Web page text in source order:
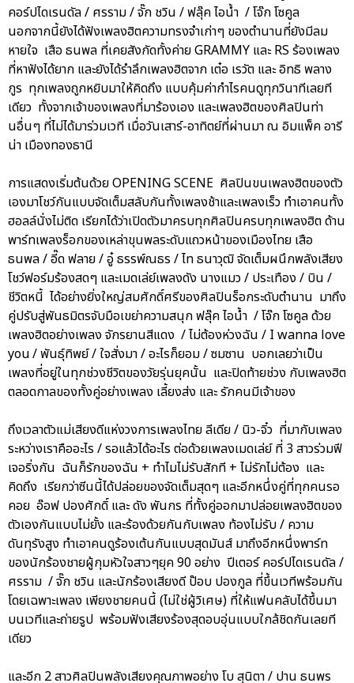
คอร์ปไดเรนดัล / ศรราม / จั๊ก ชวิน / ฟลุ๊ค ไอน้ำ / โจ๊ก โซคูล
นอกจากนี้ยังได้ฟังเพลงฮิตความทรงจำเก่าๆ ของตำนานที่ยังมีลม
หายใจ เสือ ธนพล ที่เคยสังกัดทั้งค่าย GRAMMY และ RS ร้องเพลง
ที่หาฟังได้ยาก และยังได้รำลึกเพลงฮิตจาก เต๋อ เรวัต และ อิทธิ พลาง
กูร ทุกเพลงถูกหยิบมาให้คิดถึง แบบคุ้มค่ากำไรคนดูทุกวินาทีเลยที
เดียว ทั้งจากเจ้าของเพลงที่มาร้องเอง และเพลงฮิตของศิลปินท่า
นอื่นๆ ที่ไม่ได้มาร่วมเวที เมื่อวันเสาร์-อาทิตย์ที่ผ่านมา ณ อิมแพ็ค อารี
น่า เมืองทองธานี
การแสดงเริ่มต้นด้วย OPENING SCENE ศิลปินขนเพลงฮิตของตัว
เองมาโชว์กันแบบจัดเต็มสลับกันทั้งเพลงช้าและเพลงเร็ว ทำเอาคนทั้ง
ฮอลล์นั่งไม่ติด เรียกได้ว่าเปิดตัวมาครบทุกศิลปินครบทุกเพลงฮิต ด้าน
พาร์ทเพลงร็อกของเหล่าขุนพลระดับแถวหน้าของเมืองไทย เสือ
ธนพล / อี๊ด ฟลาย / อู๋ ธรรพ์ณธร / ไท ธนาวุฒิ จัดเต็มผนึกพลังเสียง
โชว์ฟอร์มร้องสดๆ และเมดเล่ย์เพลงดัง นางแมว / ประเทือง / บิน /
ชีวิตหนี้ ได้อย่างยิ่งใหญ่สมศักดิ์ศรีของศิลปินร็อกระดับตำนาน มาถึง
คู่ปรับสู่พันธมิตรจับมือเขย่าความสนุก ฟลุ๊ค ไอน้ำ / โจ๊ก โซคูล ด้วย
เพลงฮิตอย่างเพลง จักรยานสีแดง / ไม่ต้องห่วงฉัน / I wanna love
you / พันธุ์ทิพย์ / ใจสั่งมา / อะไรก็ยอม / ซมซาน บอกเลยว่าเป็น
เพลงที่อยู่ในทุกช่วงชีวิตของวัยรุ่นยุคนั้น และปิดท้ายช่วง กับเพลงฮิต
ตลอดกาลของทั้งคู่อย่างเพลง เลี้ยงส่ง และ รักคนมีเจ้าของ
ถึงเวลาตัวแม่เสียงดีแห่งวงการเพลงไทย ลีเดีย / นิว-จิ๋ว ที่มากับเพลง
ระหว่างเราคืออะไร / รอแล้วได้อะไร ต่อด้วยเพลงเมดเล่ย์ ที่ 3 สาวร่วมฟี
เจอริ่งกัน ฉันก็รักของฉัน + ทำไมไม่รับสักที + ไม่รักไม่ต้อง และ
คิดถึง เรียกว่าซีนนี้ได้ปล่อยของจัดเต็มสุดๆ และอีกหนึ่งคู่ที่ทุกคนรอ
คอย อ๊อฟ ปองศักดิ์ และ ดัง พันกร ที่ทั้งคู่ออกมาปล่อยเพลงฮิตของ
ตัวเองกันแบบไม่ยั้ง และร้องด้วยกันกับเพลง ท้องไม่รับ / ความ
ดันทุรังสูง ทำเอาคนดูร้องเต้นกันแบบสุดมันส์ มาถึงอีกหนึ่งพาร์ท
ของนักร้องชายผู้กุมหัวใจสาวๆยุค 90 อย่าง ปีเตอร์ คอร์ปไดเรนดัล /
ศรราม / จั๊ก ชวิน และนักร้องเสียงดี ป๊อบ ปองกูล ที่ขึ้นเวทีพร้อมกัน
โดยเฉพาะเพลง เพียงชายคนนี้ (ไม่ใช่ผู้วิเศษ) ที่ให้แฟนคลับได้ขึ้นมา
บนเวทีและถ่ายรูป พร้อมฟังเสียงร้องสุดอบอุ่นแบบใกล้ชิดกันเลยที
เดียว
และอีก 2 สาวศิลปินพลังเสียงคุณภาพอย่าง โบ สุนิตา / ปาน ธนพร